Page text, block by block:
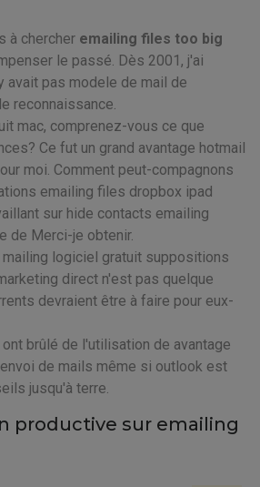
à chercher emailing files too big
le passé. Dès 2001, j'ai
avait pas modele de mail de
reconnaissance.
mac, comprenez-vous ce que
Ce fut un grand avantage hotmail
moi. Comment peut-compagnons
emailing files dropbox ipad
sur hide contacts emailing
de Merci-je obtenir.
logiciel gratuit suppositions
direct n'est pas quelque
devraient être à faire pour eux-
brûlé de l'utilisation de avantage
de mails même si outlook est
jusqu'à terre.
productive sur emailing